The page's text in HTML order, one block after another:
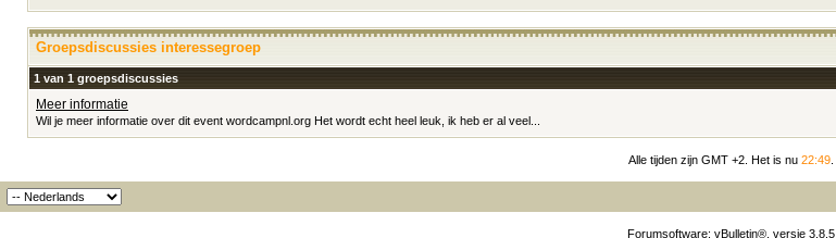
Groepsdiscussies interessegroep
1 van 1 groepsdiscussies
Meer informatie
Wil je meer informatie over dit event wordcampnl.org Het wordt echt heel leuk, ik heb er al veel...
Alle tijden zijn GMT +2. Het is nu 22:49.
Forumsoftware: vBulletin®, versie 3.8.5